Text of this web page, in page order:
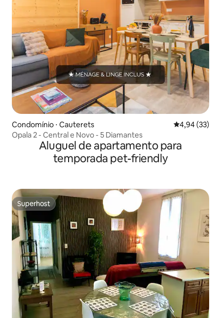
Condomínio ⋅ Cauterets 4,94 de uma
4,94 (33)
Opala 2 - Central e Novo - 5 Diamantes
Aluguel de apartamento para
temporada pet-friendly
Superhost
Superhost